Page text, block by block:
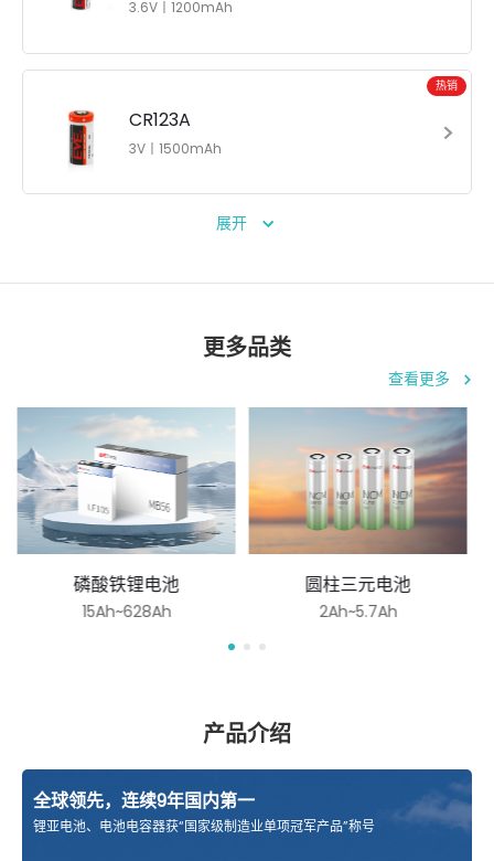
3.6V丨1200mAh
CR123A
3V丨1500mAh
热销
展开
更多品类
查看更多
磷酸铁锂电池
15Ah~628Ah
圆柱三元电池
2Ah~5.7Ah
产品介绍
全球领先，连续9年国内第一
锂亚电池、电池电容器获“国家级制造业单项冠军产品”称号